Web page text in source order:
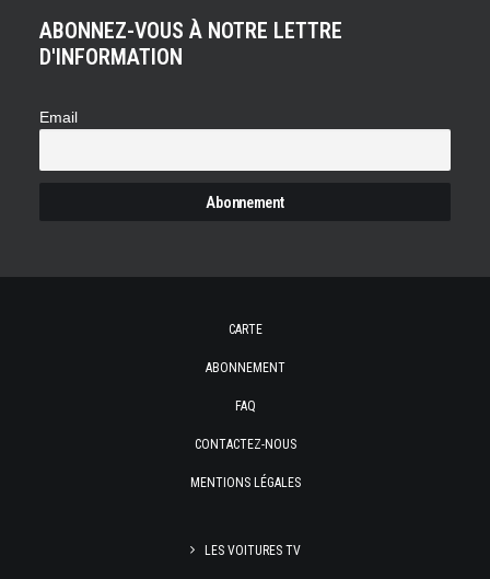
ABONNEZ-VOUS À NOTRE LETTRE
D'INFORMATION
Email
CARTE
ABONNEMENT
FAQ
CONTACTEZ-NOUS
MENTIONS LÉGALES
LES VOITURES TV